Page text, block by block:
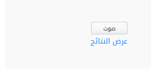
عرض النتائج